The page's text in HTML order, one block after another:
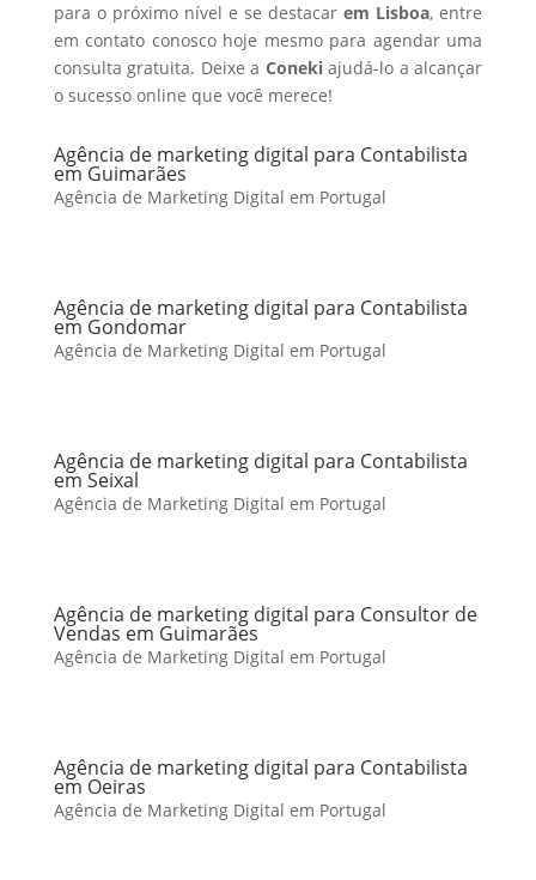
para o próximo nível e se destacarem Lisboa, entre
em contato conosco hoje mesmo para agendar uma
consulta gratuita. Deixe a Conekiajudá-lo a alcançar
o sucesso online que você merece!
Agência de marketing digital para Contabilista
em Guimarães
Agência de Marketing Digital em Portugal
Agência de marketing digital para Contabilista
em Gondomar
Agência de Marketing Digital em Portugal
Agência de marketing digital para Contabilista
em Seixal
Agência de Marketing Digital em Portugal
Agência de marketing digital para Consultor de
Vendas em Guimarães
Agência de Marketing Digital em Portugal
Agência de marketing digital para Contabilista
em Oeiras
Agência de Marketing Digital em Portugal